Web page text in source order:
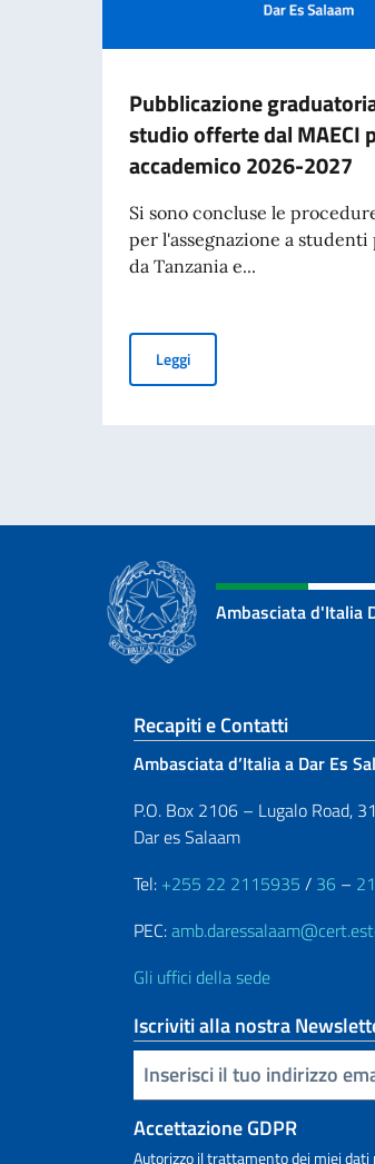
Pubblicazione
studio offerte dal MAECI
accademico 2026-2027
Si sono concluse le
per l'assegnazione a
da Tanzania e...
LeggiPubblicazione graduatoria
Ambasciata d'Italia
Sezione
Recapiti e Contatti
Ambasciata d’Italia a Dar Es
P.O. Box 2106 – Lugalo Road,
Dar es Salaam
Tel: +255 22 2115935 / 36 –
PEC:
Gli uffici della sede
Iscriviti alla nostra
Inserisci la tua email
Accettazione GDPR
Autorizzo il trattamento dei miei dati